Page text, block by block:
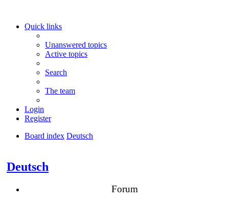
Quick links
Unanswered topics
Active topics
Search
The team
Login
Register
Board index Deutsch
Deutsch
Forum